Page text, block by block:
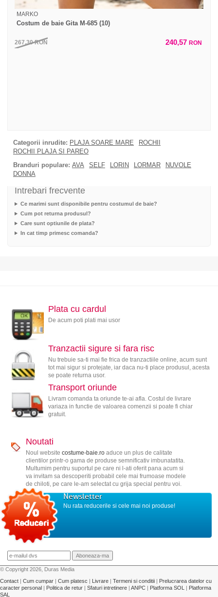
MARKO
Costum de baie Gita M-685 (10)
267,30RON 240,57 RON
Categorii inrudite: PLAJA SOARE MARE
ROCHII
ROCHII PLAJA SI PAREO
Branduri populare: AVA SELF LORIN LORMAR
NUVOLE
DONNA
Intrebari frecvente
Ce marimi sunt disponibile pentru costumul de baie?
Cum pot returna produsul?
Care sunt optiunile de plata?
In cat timp primesc comanda?
Plata cu cardul
De acum poti plati mai usor
Tranzactii sigure si fara risc
Nu trebuie sa-ti mai fie frica de tranzactiile online, acum sunt
tot mai sigur si protejate, iar daca nu-ti place produsul, acesta
se poate returna usor.
Transport oriunde
Livram comanda ta oriunde te-ai afla. Costul de livrare
variaza in functie de valoarea comenzii si poate fi chiar
gratuit.
Noutati
Noul website costume-baie.roaduce un plus de calitate
clientilor printr-o gama de produse semnificativ imbunatatita.
Multumim pentru suportul pe care ni l-ati oferit pana acum si
va invitam sa descoperiti probabil cele mai frumoase modele
de chiloti, pe care le-am selectat cu grija special pentru voi.
Newsletter
Nu rata reducerile si cele mai noi produse!
© Copyright 2026, Duras Media
Contact | Cum cumpar | Cum platesc | Livrare | Termeni si conditii | Prelucrarea datelor cu
caracter personal | Politica de retur | Sfaturi intretinere | ANPC | Platforma SOL | Platforma
SAL